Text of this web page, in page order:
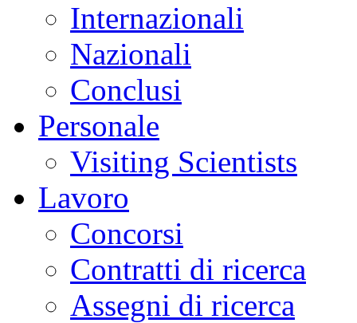
Internazionali
Nazionali
Conclusi
Personale
Visiting Scientists
Lavoro
Concorsi
Contratti di ricerca
Assegni di ricerca